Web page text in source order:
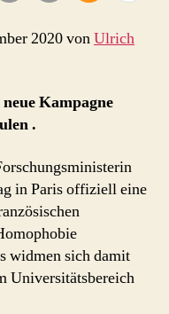
2020 vonUlrich
Kampagne
.
in Paris offiziell eine
widmen sich damit
Universitätsbereich